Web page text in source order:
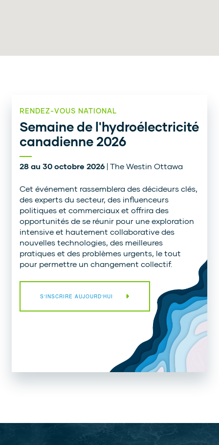
RENDEZ-VOUS NATIONAL
Semaine de l'hydroélectricité
canadienne 2026
28 au 30 octobre 2026 | The Westin Ottawa
Cet événement rassemblera des décideurs clés,
des experts du secteur, des influenceurs
politiques et commerciaux et offrira des
opportunités de se réunir pour une exploration
intensive et hautement collaborative des
nouvelles technologies, des meilleures
pratiques et des problèmes urgents, le tout
pour permettre un changement collectif.
S'INSCRIRE AUJOURD'HUI